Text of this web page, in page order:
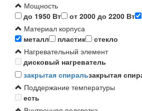
Мощность
до 1950 Вт
от 2000 до 2200 Вт
Материал корпуса
металл
пластик
стекло
Нагревательный элемент
дисковый нагреватель
закрытая спиральзакрытая
Поддержание температуры
есть